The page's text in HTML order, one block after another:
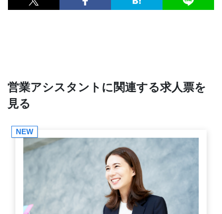
営業アシスタントに関連する求人票を
見る
NEW